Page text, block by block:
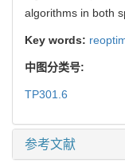
algorithms in both
Key words:
中图分类号:
TP301.6
参考文献